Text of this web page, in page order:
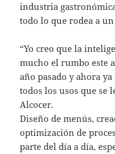
industria
todo lo que rodea a
“Yo creo que la
mucho el rumbo este
año pasado y ahora
todos los usos que se
Alcocer.
Diseño de menús,
optimización de
parte del día a día,